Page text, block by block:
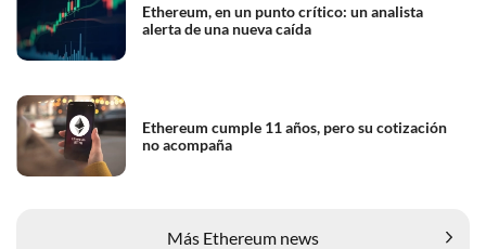
Ethereum, en un punto crítico: un analista
alerta de una nueva caída
Ethereum cumple 11 años, pero su cotización
no acompaña
Más Ethereum news